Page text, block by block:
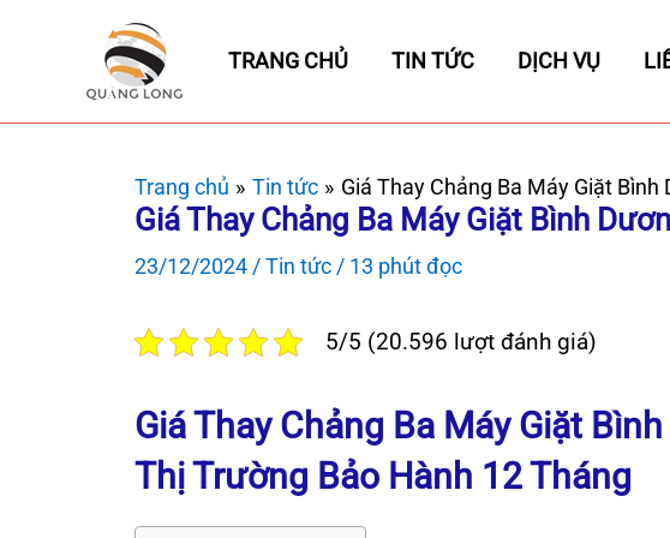
TRANG CHỦ TIN TỨC DỊCH VỤ
Trang chủ Tin tức Giá Thay Chảng Ba Máy Giặt Bình
Giá Thay Chảng Ba Máy Giặt Bình
23/12/2024 /Tin tức / 13 phút đọc
5/5 (20.596 lượt đánh giá)
Giá Thay Chảng Ba Máy Giặt
Thị Trường Bảo Hành 12 Tháng